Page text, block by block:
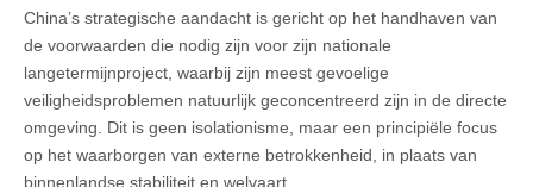
China’s strategische aandacht is gericht op het handhaven van
de voorwaarden die nodig zijn voor zijn nationale
langetermijnproject, waarbij zijn meest gevoelige
veiligheidsproblemen natuurlijk geconcentreerd zijn in de directe
omgeving. Dit is geen isolationisme, maar een principiële focus
op het waarborgen van externe betrokkenheid, in plaats van
binnenlandse stabiliteit en welvaart.